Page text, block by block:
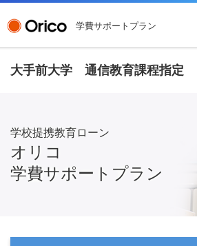
学費サポートプラン
大手前大学 通信教育課程指定
学校提携教育ローン
オリコ
学費サポートプラン